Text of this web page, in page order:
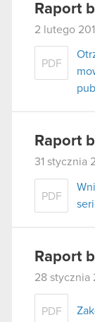
Raport
2 lutego
PDF
Raport
31 stycznia
PDF
serii
Raport
28 stycznia
PDF